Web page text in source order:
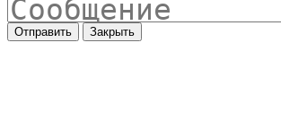
Отправить Закрыть